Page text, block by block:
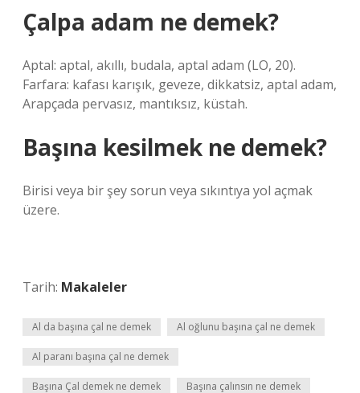
Çalpa adam ne demek?
Aptal: aptal, akıllı, budala, aptal adam (LO, 20).
Farfara: kafası karışık, geveze, dikkatsiz, aptal adam,
Arapçada pervasız, mantıksız, küstah.
Başına kesilmek ne demek?
Birisi veya bir şey sorun veya sıkıntıya yol açmak
üzere.
Tarih: Makaleler
Al da başına çal ne demek Al oğlunu başına çal ne demek
Al paranı başına çal ne demek
Başına Çal demek ne demek Başına çalınsın ne demek